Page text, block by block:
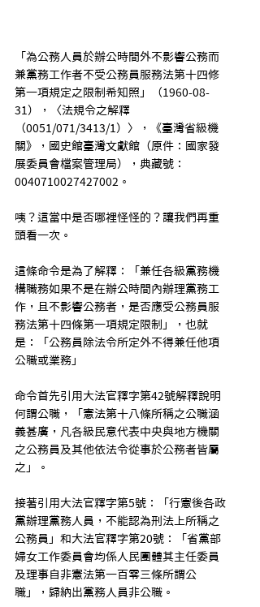
「為公務人員於辦公時間外不影響公務而
兼黨務工作者不受公務員服務法第十四修
第一項規定之限制希知照」（1960-08-
31），〈法規令之解釋
（0051/071/3413/1）〉，《臺灣省級機
關》，國史館臺灣文獻館（原件：國家發
展委員會檔案管理局），典藏號：
0040710027427002。
咦？這當中是否哪裡怪怪的？讓我們再重
頭看一次。
這條命令是為了解釋：「兼任各級黨務機
構職務如果不是在辦公時間內辦理黨務工
作，且不影響公務者，是否應受公務員服
務法第十四條第一項規定限制」，也就
是：「公務員除法令所定外不得兼任他項
公職或業務」
命令首先引用大法官釋字第42號解釋說明
何謂公職，「憲法第十八條所稱之公職涵
義甚廣，凡各級民意代表中央與地方機關
之公務員及其他依法令從事於公務者皆屬
之」。
接著引用大法官釋字第5號：「行憲後各政
黨辦理黨務人員，不能認為刑法上所稱之
公務員」和大法官釋字第20號：「省黨部
婦女工作委員會均係人民團體其主任委員
及理事自非憲法第一百零三條所謂公
職」，歸納出黨務人員非公職。